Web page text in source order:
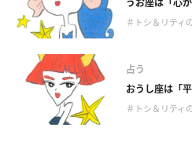
＃トシ＆リティ
占う
おうし座は「
＃トシ＆リティ